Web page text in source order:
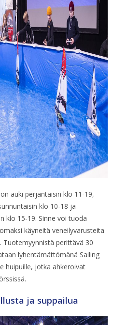
auki perjantaisin klo 11-19,
klo 10-18 ja
klo 15-19. Sinne voi tuoda
käyneitä veneilyvarusteita
Tuotemyynnistä perittävä 30
lyhentämättömänä Sailing
huipuille, jotka ahkeroivat
ja suppailua